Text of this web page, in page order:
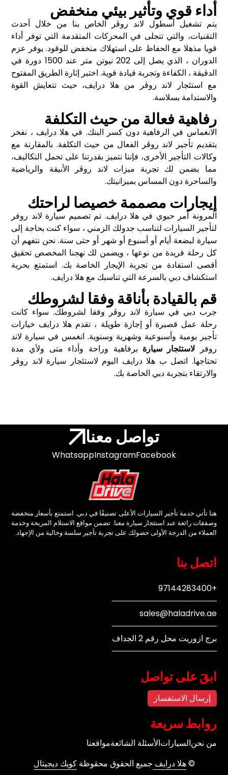
أداء قوي وتأثير بيئي منخفض
يتم تشغيل أسطول لاند روڤر الخاص بنا من خلال أحدث
التقنيات، والتي تتجلى في المحركات المتقدمة التي توفر أداء
قويا مذهلا مع الحفاظ على استهلاك منخفض للوقود. يوفر عزم
الدوران ، الذي يصل إلى 202 نيوتن متر عند 1500 دورة في
الدقيقة ، الكفاءة وتجربة قيادة قوية. اختبر إثارة الطريق المفتوح
مع استئجار لاند روڤر من هلا درايف، حيث تتعايش القوة
والاستدامة بسلاسة.
رفاهية فعالة من حيث التكلفة
الانغماس في الرفاهية دون كسر البنك. في هلا درايف ، نفخر
بتقديم تأجير لاند روڤر الفعال من حيث التكلفة. بالمقارنة مع
وكالات التأجير الأخرى، فإننا نتميز بقدرتنا على تحمل التكاليف،
مما يضمن لك تجربة ميزات لاند روڤر الأنيقة والرياضية
والساحرة دون المساس بميزانيتك.
إيجارات مصممة خصيصا لراحتك
المرونة أمر حيوي في هلا درايف. تم تصميم سيارة لاند روفر
لتأجير السيارات لتناسب جدولك الزمني ، سواء كنت بحاجة إلى
سيارة لبضعة أيام أو أسبوع أو شهر أو حتى سنة. نحن نتفهم أن
كل رحلة فريدة من نوعها ، ويضمن لك نهجنا المخصص تحقيق
أقصى استفادة من تجربة الإيجار الخاصة بك. استمتع بحرية
استكشاف دبي بالسرعة التي تناسبك مع هلا درايف.
قم بالقيادة بأناقة وفقا لشروطك
جرب دبي في سيارة لاند روڤر وفقا لشروطك. سواء كانت
رحلة عمل قصيرة أو إجازة طويلة ، تقدم هلا درايف خيارات
تأجير يومية وأسبوعية وشهرية وسنوية. انغمس في سيارة لاند
روفرلاستئجار سيارة برفاهية وراحة وأداء متى ولأي مدة
تحتاجها. اتصل ب هلا درايف اليوم لاستئجار سيارة لاند روڤر
والارتقاء بتجربة دبي الخاصة بك.
تواصل معنا
Facebook
Instagram
Whatsapp
هنا تأتي خدمة تأجير السيارات الأعلى تصنيفًا في دبي. استمتع بأسعار منخفضة
وصفقات رائعة عند استئجار سيارة معنا. تضمن مواقع الاستلام المريحة وخدمة
العملاء من الدرجة الأولى حصولك على تجربة تأجير سلسة وخالية من الإجهاد.
اتصل بنا
+97144283400
sales@haladrive.ae
برج ازوريت محل رقم 2 الجداف
ابقَ على تواصل
إرسال الاستفسار
روابط سريعة
من نحنالسياراتالأسئلة الشائعةمواقعنا
©هلا درايف جميع الحقوق محقوظةكويك ديجيتال